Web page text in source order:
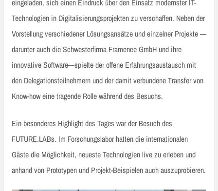
eingeladen, sich einen Eindruck über den Einsatz modernster IT-
Technologien in Digitalisierungsprojekten zu verschaffen. Neben der
Vorstellung verschiedener Lösungsansätze und einzelner Projekte —
darunter auch die Schwesterfirma Framence GmbH und ihre
innovative Software—spielte der offene Erfahrungsaustausch mit
den Delegationsteilnehmern und der damit verbundene Transfer von
Know-how eine tragende Rolle während des Besuchs.
Ein besonderes Highlight des Tages war der Besuch des
FUTURE.LABs. Im Forschungslabor hatten die internationalen
Gäste die Möglichkeit, neueste Technologien live zu erleben und
anhand von Prototypen und Projekt-Beispielen auch auszuprobieren.